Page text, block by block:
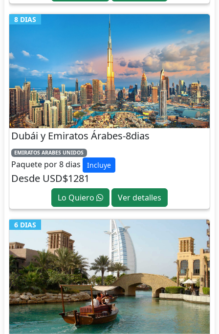
8 DIAS
Dubái y Emiratos Árabes-8dias
EMIRATOS ARABES UNIDOS
Paquete por 8 dias Incluye
Desde USD$1281
Lo Quiero Ver detalles
6 DIAS